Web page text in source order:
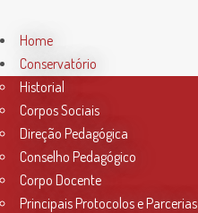
Home
Conservatório
Historial
Corpos Sociais
Direção Pedagógica
Conselho Pedagógico
Corpo Docente
Principais Protocolos e Parcerias